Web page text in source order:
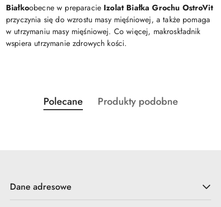
Białkoobecne w preparacie Izolat Białka Grochu OstroVit
przyczynia się do wzrostu masy mięśniowej, a także pomaga
w utrzymaniu masy mięśniowej. Co więcej, makroskładnik
wspiera utrzymanie zdrowych kości.
Pomiń karuzelę produktów
Produkty
o
Polecane
Produkty
Produkty podobne
Dane adresowe